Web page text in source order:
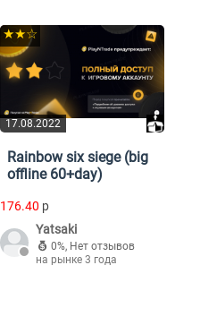
17.08.2022
★★☆
Rainbow six siege (big
offline 60+day)
176.40 p
Yatsaki
0%, Нет отзывов
на рынке 3 года